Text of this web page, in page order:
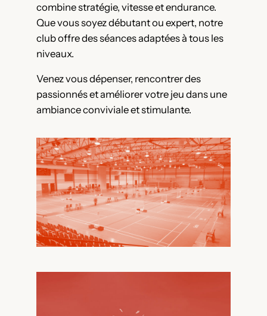
combine stratégie, vitesse et endurance.
Que vous soyez débutant ou expert, notre
club offre des séances adaptées à tous les
niveaux.
Venez vous dépenser, rencontrer des
passionnés et améliorer votre jeu dans une
ambiance conviviale et stimulante.